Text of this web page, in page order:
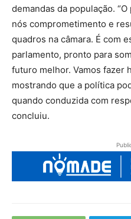
demandas da população.
nós comprometimento e
quadros na câmara. É com
parlamento, pronto para
futuro melhor. Vamos fazer
mostrando que a política
quando conduzida com
concluiu.